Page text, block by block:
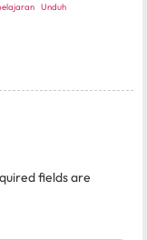
Unduh
fields are